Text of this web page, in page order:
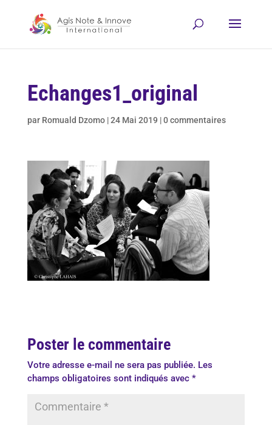
Echanges1_original
par Romuald Dzomo|24 Mai 2019 |0 commentaires
Poster le commentaire
Votre adresse e-mail ne sera pas publiée. Les
champs obligatoires sont indiqués avec *